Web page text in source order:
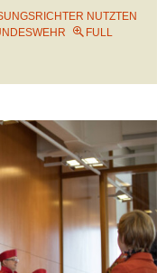
NUTZTEN
FULL